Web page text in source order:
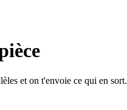
et on t'envoie ce qui en sort.